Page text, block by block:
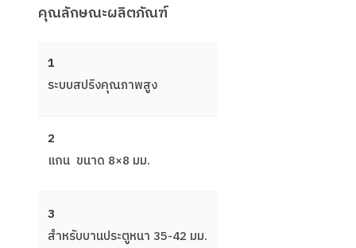
คุณลักษณะผลิตภัณฑ์
1
ระบบสปริงคุณภาพสูง
2
แกน ขนาด 8×8 มม.
3
สําหรับบานประตูหนา 35-42 มม.